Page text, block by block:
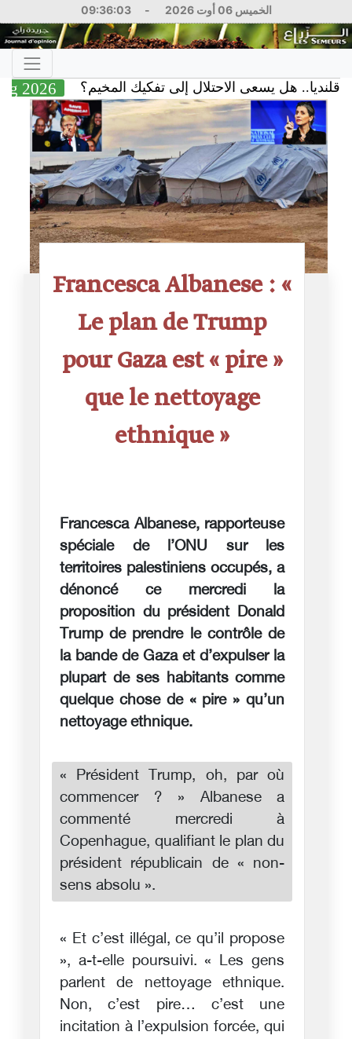
الخميس 06 أوت 2026 -
09:36:04
05 Aug 2026 هل يسعى الاحتلال إلى تفكيك المخيم؟
Francesca Albanese : «
Le plan de Trump
pour Gaza est « pire »
que le nettoyage
ethnique »
Francesca Albanese, rapporteuse
spéciale de l’ONU sur les
territoires palestiniens occupés, a
dénoncé ce mercredi la
proposition du président Donald
Trump de prendre le contrôle de
la bande de Gaza et d’expulser la
plupart de ses habitants comme
quelque chose de « pire » qu’un
nettoyage ethnique.
« Président Trump, oh, par où
commencer ? » Albanese a
commenté mercredi à
Copenhague, qualifiant le plan du
président républicain de « non-
sens absolu ».
« Et c’est illégal, ce qu’il propose
», a-t-elle poursuivi. « Les gens
parlent de nettoyage ethnique.
Non, c’est pire… c’est une
incitation à l’expulsion forcée, qui